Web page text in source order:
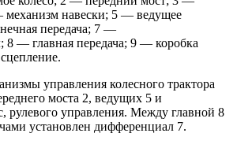
механизм навески; 5 — ведущее
передача; 7 —
8 — главная передача; 9 — коробка
управления колесного трактора
моста 2, ведущих 5 и
рулевого управления. Между главной 8
установлен дифференциал 7.